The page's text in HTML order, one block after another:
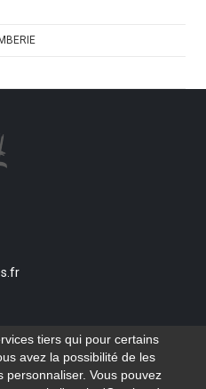
de 8h30 à 12h
tiers qui pour certains
avez la possibilité de les
personnaliser. Vous pouvez